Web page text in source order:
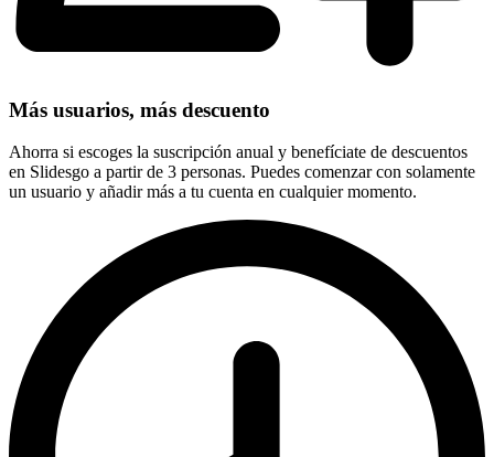
Más usuarios, más descuento
Ahorra si escoges la suscripción anual y benefíciate de descuentos
en Slidesgo a partir de 3 personas. Puedes comenzar con solamente
un usuario y añadir más a tu cuenta en cualquier momento.